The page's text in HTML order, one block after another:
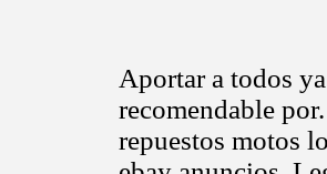
Aportar a todos
recomendable
repuestos motos